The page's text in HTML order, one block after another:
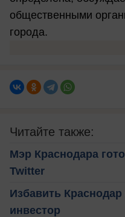
общественными
города.
Читайте также:
Мэр Краснодара
Twitter
Избавить
инвестор